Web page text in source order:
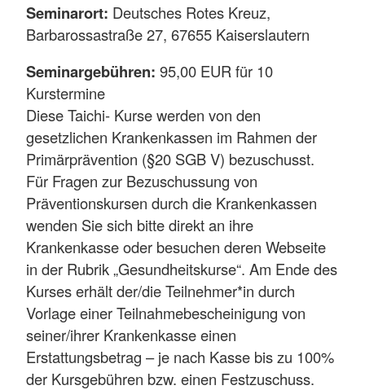
Seminarort: Deutsches Rotes Kreuz,
Barbarossastraße 27, 67655 Kaiserslautern
Seminargebühren: 95,00 EUR für 10
Kurstermine
Diese Taichi- Kurse werden von den
gesetzlichen Krankenkassen im Rahmen der
Primärprävention (§20 SGB V) bezuschusst.
Für Fragen zur Bezuschussung von
Präventionskursen durch die Krankenkassen
wenden Sie sich bitte direkt an ihre
Krankenkasse oder besuchen deren Webseite
in der Rubrik „Gesundheitskurse“. Am Ende des
Kurses erhält der/die Teilnehmer*in durch
Vorlage einer Teilnahmebescheinigung von
seiner/ihrer Krankenkasse einen
Erstattungsbetrag – je nach Kasse bis zu 100%
der Kursgebühren bzw. einen Festzuschuss.